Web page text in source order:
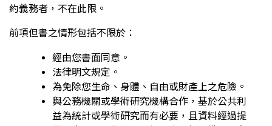
約義務者，不在此限。
前項但書之情形包括不限於：
經由您書面同意。
法律明文規定。
為免除您生命、身體、自由或財產上之危險。
與公務機關或學術研究機構合作，基於公共利
益為統計或學術研究而有必要，且資料經過提